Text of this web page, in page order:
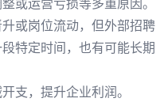
或运营亏损等多重原因。
或岗位流动，但外部招聘
特定时间，也有可能长期
支，提升企业利润。